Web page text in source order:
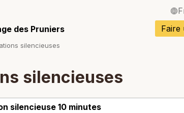
English /
des Pruniers Faire
silencieuses
silencieuses
silencieuse 10 minutes